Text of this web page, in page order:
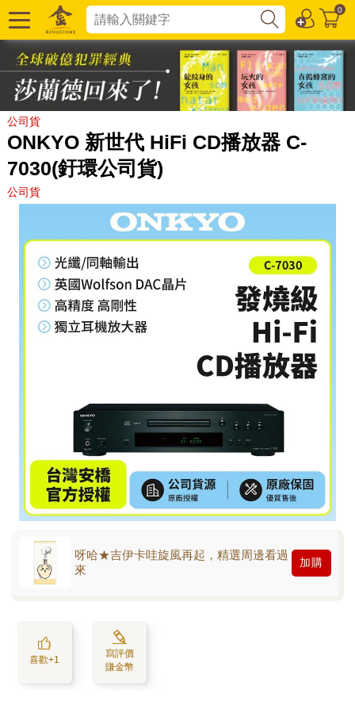
0
公司貨
ONKYO 新世代 HiFi CD播放器 C-
7030(釪環公司貨)
公司貨
呀哈★吉伊卡哇旋風再起，精選周邊看過
來
加購
喜歡+1
寫評價
賺金幣